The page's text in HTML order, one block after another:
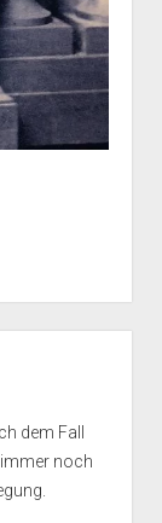
dem Fall
noch